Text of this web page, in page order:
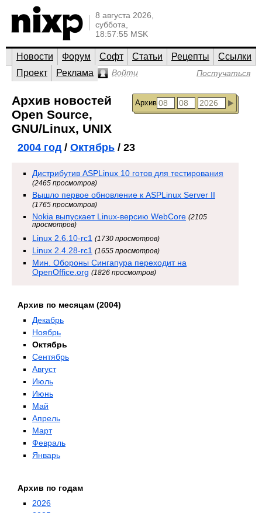
8 августа 2026,
суббота,
18:57:55 MSK
Новости Форум Софт Статьи Рецепты
Ссылки
Проект
Реклама Войти Постучаться
Архив
Архив новостей
Open Source,
GNU/Linux, UNIX
2004 год/ Октябрь / 23
Дистрибутив ASPLinux 10 готов для тестирования
(2465 просмотров)
Вышло первое обновление к ASPLinux Server II
(1765 просмотров)
Nokia выпускает Linux-версию WebCore (2105
просмотров)
Linux 2.6.10-rc1 (1730 просмотров)
Linux 2.4.28-rc1 (1655 просмотров)
Мин. Обороны Сингапура переходит на
OpenOffice.org (1826 просмотров)
Архив по месяцам (2004)
Декабрь
Ноябрь
Октябрь
Сентябрь
Август
Июль
Июнь
Май
Апрель
Март
Февраль
Январь
Архив по годам
2026